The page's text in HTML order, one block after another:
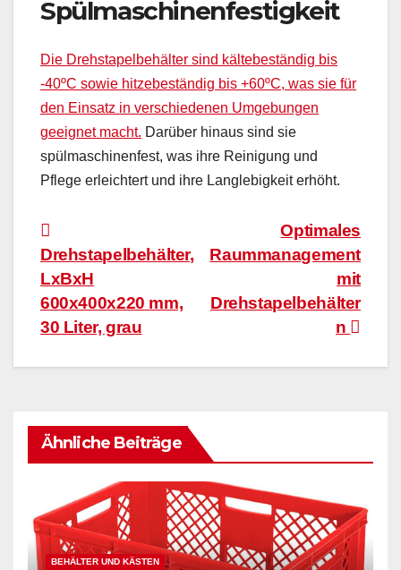
Spülmaschinenfestigkeit
Die Drehstapelbehälter sind kältebeständig bis
-40ºC sowie hitzebeständig bis +60ºC, was sie für
den Einsatz in verschiedenen Umgebungen
geeignet macht. Darüber hinaus sind sie
spülmaschinenfest, was ihre Reinigung und
Pflege erleichtert und ihre Langlebigkeit erhöht.
BeitragsnavigationOptimales
Raummanagement
mit
Drehstapelbehälter
n
Drehstapelbehälter,
LxBxH
600x400x220 mm,
30 Liter, grau
Ähnliche Beiträge
BEHÄLTER UND KÄSTEN